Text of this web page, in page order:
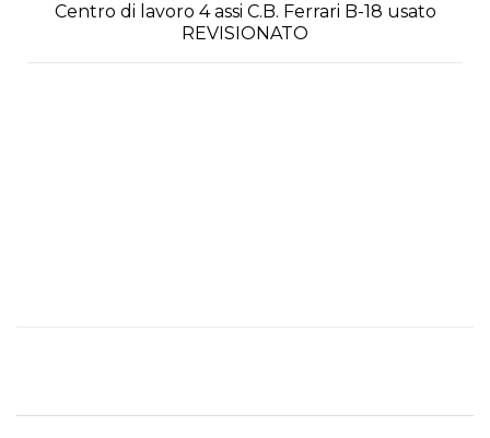
Centro di lavoro 4 assi C.B. Ferrari B-18 usato
REVISIONATO